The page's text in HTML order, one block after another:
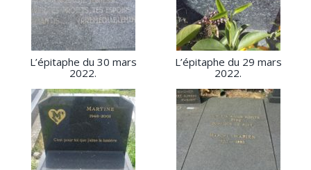
L’épitaphe du 30 mars
2022.
L’épitaphe du 29 mars
2022.